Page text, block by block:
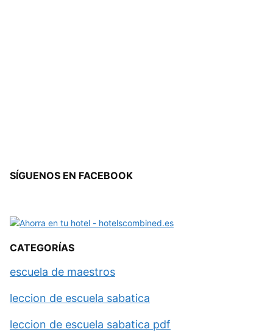
SÍGUENOS EN FACEBOOK
CATEGORÍAS
escuela de maestros
leccion de escuela sabatica
leccion de escuela sabatica pdf